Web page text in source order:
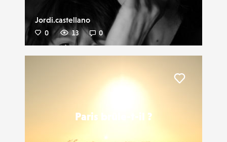
Jordi.castellano
0 13 0
Paris brûle-t-il ?